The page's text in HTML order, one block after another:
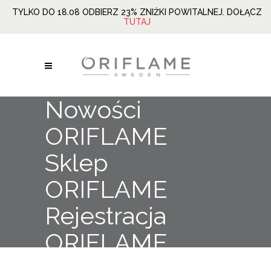
TYLKO DO 18.08 ODBIERZ 23% ZNIŻKI POWITALNEJ. DOŁĄCZ
TUTAJ
Nowości
ORIFLAME
Sklep
ORIFLAME
Rejestracja
ORIFLAME